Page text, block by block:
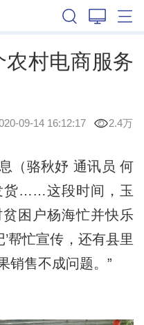
农村电商服务
09-14 16:12:17 2.4万
骆秋妤 通讯员 何
货……这段时间，玉
困户杨海忙并快乐
帮忙宣传，还有县里
销售不成问题。”